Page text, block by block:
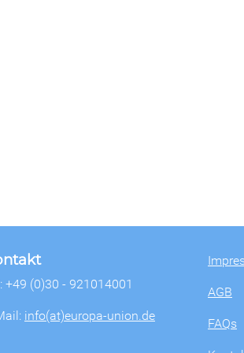
+49 (0)30 - 921014001
info(at)europa-union.de
AGB
FAQs